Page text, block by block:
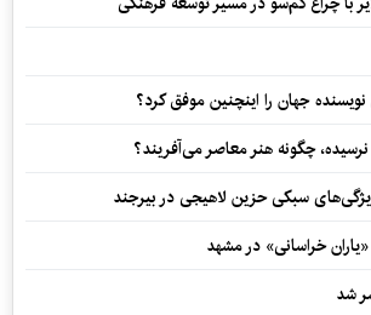
جهان را اینچنین موفق کرد؟
چگونه هنر معاصر می‌آفریند؟
سبکی حزین لاهیجی در بیرجند
خراسانی» در مشهد
شد